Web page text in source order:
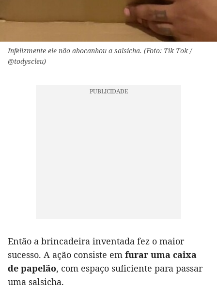
Infelizmente ele não abocanhou a salsicha. (Foto: Tik Tok /
@todyscleu)
Então a brincadeira inventada fez o maior
sucesso. A ação consiste em furar uma caixa
de papelão, com espaço suficiente para passar
uma salsicha.